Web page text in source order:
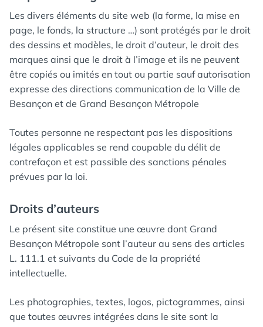
Les divers éléments du site web (la forme, la mise en
page, le fonds, la structure …) sont protégés par le droit
des dessins et modèles, le droit d’auteur, le droit des
marques ainsi que le droit à l’image et ils ne peuvent
être copiés ou imités en tout ou partie sauf autorisation
expresse des directions communication de la Ville de
Besançon et de Grand Besançon Métropole
Toutes personne ne respectant pas les dispositions
légales applicables se rend coupable du délit de
contrefaçon et est passible des sanctions pénales
prévues par la loi.
Droits d’auteurs
Le présent site constitue une œuvre dont Grand
Besançon Métropole sont l’auteur au sens des articles
L. 111.1 et suivants du Code de la propriété
intellectuelle.
Les photographies, textes, logos, pictogrammes, ainsi
que toutes œuvres intégrées dans le site sont la